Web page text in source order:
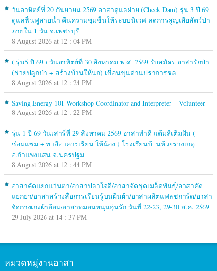
วันอาทิตย์ที่ 20 กันยายน 2569 อาสาดูแลฝาย (Check Dam) รุ่น 3 ปี 69
ดูแลฟื้นฟูสายน้ำ คืนความชุมชื้นให้ระบบนิเวศ ลดการสูญเสียสัตว์ป่า
ภายใน 1 วัน จ.เพชรบุรี
8 August 2026 at 12 : 04 PM
( รุ่น5 ปี 69 ) วันอาทิตย์ที่ 30 สิงหาคม พ.ศ. 2569 รับสมัคร อาสารักป่า
(ช่วยปลูกป่า + สร้างบ้านให้นก) เขื่อนขุนด่านปราการชล
8 August 2026 at 12 : 24 PM
Saving Energy 101 Workshop Coordinator and Interpreter – Volunteer
8 August 2026 at 12 : 22 PM
รุ่น 1 ปี 69 วันเสาร์ที่ 29 สิงหาคม 2569 อาสาทำดี แต้มสีเติมฝัน (
ซ่อมแซม + ทาสีอาคารเรียน ให้น้อง ) โรงเรียนบ้านห้วยรางเกตุ
อ.กำแพงแสน จ.นครปฐม
8 August 2026 at 12 : 44 PM
อาสาคัดแยกแว่นตา/อาสาปลาใจดี/อาสาจัดชุดเมล็ดพันธุ์/อาสาคัด
แยกยา/อาสาสร้างสื่อการเรียนรู้บนผืนผ้า/อาสาผลิตแฟลชการ์ด/อาสา
จัดกางเกงผ้าอ้อม/อาสาหมอนหนุนอุ่นรัก วันที่ 22-23, 29-30 ส.ค. 2569
29 July 2026 at 14 : 37 PM
หมวดหมู่งานอาสา